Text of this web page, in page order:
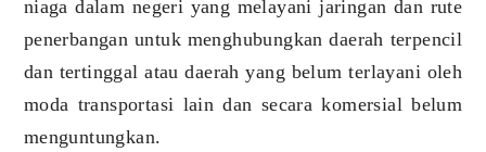
niaga dalam negeri yang melayani jaringan dan rute
penerbangan untuk menghubungkan daerah terpencil
dan tertinggal atau daerah yang belum terlayani oleh
moda transportasi lain dan secara komersial belum
menguntungkan.